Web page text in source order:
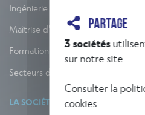
Ingénierie
Maîtrise d'œuvre
Formation
Secteurs d'activité
LA SOCIÉTÉ
PARTAGE
3 sociétés
sur notre site
Consulter la
cookies